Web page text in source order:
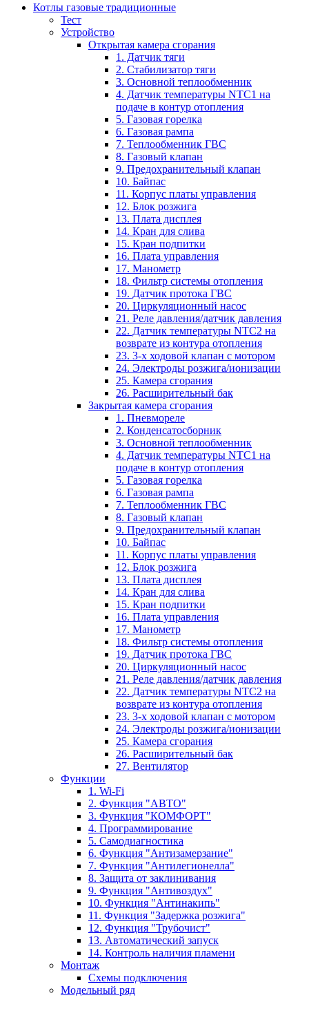
Котлы газовые традиционные
Тест
Устройство
Открытая камера сгорания
1. Датчик тяги
2. Стабилизатор тяги
3. Основной теплообменник
4. Датчик температуры NTC1 на
подаче в контур отопления
5. Газовая горелка
6. Газовая рампа
7. Теплообменник ГВС
8. Газовый клапан
9. Предохранительный клапан
10. Байпас
11. Корпус платы управления
12. Блок розжига
13. Плата дисплея
14. Кран для слива
15. Кран подпитки
16. Плата управления
17. Манометр
18. Фильтр системы отопления
19. Датчик протока ГВС
20. Циркуляционный насос
21. Реле давления/датчик давления
22. Датчик температуры NTC2 на
возврате из контура отопления
23. 3-х ходовой клапан с мотором
24. Электроды розжига/ионизации
25. Камера сгорания
26. Расширительный бак
Закрытая камера сгорания
1. Пневмореле
2. Конденсатосборник
3. Основной теплообменник
4. Датчик температуры NTC1 на
подаче в контур отопления
5. Газовая горелка
6. Газовая рампа
7. Теплообменник ГВС
8. Газовый клапан
9. Предохранительный клапан
10. Байпас
11. Корпус платы управления
12. Блок розжига
13. Плата дисплея
14. Кран для слива
15. Кран подпитки
16. Плата управления
17. Манометр
18. Фильтр системы отопления
19. Датчик протока ГВС
20. Циркуляционный насос
21. Реле давления/датчик давления
22. Датчик температуры NTC2 на
возврате из контура отопления
23. 3-х ходовой клапан с мотором
24. Электроды розжига/ионизации
25. Камера сгорания
26. Расширительный бак
27. Вентилятор
Функции
1. Wi-Fi
2. Функция "АВТО"
3. Функция "КОМФОРТ"
4. Программирование
5. Самодиагностика
6. Функция "Антизамерзание"
7. Функция "Антилегионелла"
8. Защита от заклинивания
9. Функция "Антивоздух"
10. Функция "Антинакипь"
11. Функция "Задержка розжига"
12. Функция "Трубочист"
13. Автоматический запуск
14. Контроль наличия пламени
Монтаж
Схемы подключения
Модельный ряд